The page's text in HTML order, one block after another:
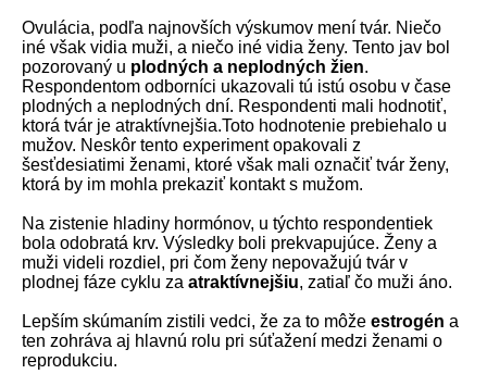
Ovulácia, podľa najnovších výskumov mení tvár. Niečo
iné však vidia muži, a niečo iné vidia ženy. Tento jav bol
pozorovaný u plodných a neplodných žien.
Respondentom odborníci ukazovali tú istú osobu v čase
plodných a neplodných dní. Respondenti mali hodnotiť,
ktorá tvár je atraktívnejšia.Toto hodnotenie prebiehalo u
mužov. Neskôr tento experiment opakovali z
šesťdesiatimi ženami, ktoré však mali označiť tvár ženy,
ktorá by im mohla prekaziť kontakt s mužom.
Na zistenie hladiny hormónov, u týchto respondentiek
bola odobratá krv. Výsledky boli prekvapujúce. Ženy a
muži videli rozdiel, pri čom ženy nepovažujú tvár v
plodnej fáze cyklu za atraktívnejšiu, zatiaľ čo muži áno.
Lepším skúmaním zistili vedci, že za to môže estrogén a
ten zohráva aj hlavnú rolu pri súťažení medzi ženami o
reprodukciu.